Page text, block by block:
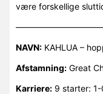
være forskellige
NAVN:KAHLUA –
Afstamning:Great
Karriere:9 starter: